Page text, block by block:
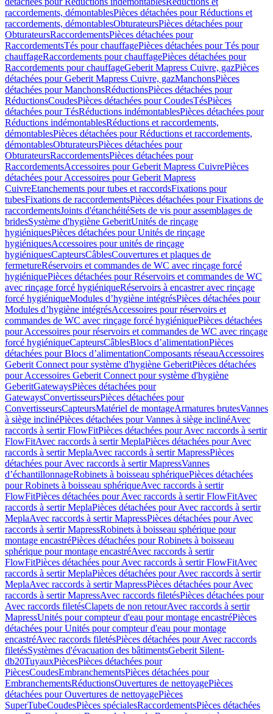
raccordements, démontablesPièces détachées pour Réductions et
raccordements, démontablesObturateursPièces détachées pour
ObturateursRaccordementsPièces détachées pour
RaccordementsTés pour chauffagePièces détachées pour Tés pour
chauffageRaccordements pour chauffagePièces détachées pour
Raccordements pour chauffageGeberit Mapress Cuivre, gazPièces
détachées pour Geberit Mapress Cuivre, gazManchonsPièces
détachées pour ManchonsRéductionsPièces détachées pour
RéductionsCoudesPièces détachées pour CoudesTésPièces
détachées pour TésRéductions indémontablesPièces détachées pour
Réductions indémontablesRéductions et raccordements,
démontablesPièces détachées pour Réductions et raccordements,
démontablesObturateursPièces détachées pour
ObturateursRaccordementsPièces détachées pour
RaccordementsAccessoires pour Geberit Mapress CuivrePièces
détachées pour Accessoires pour Geberit Mapress
CuivreEtanchements pour tubes et raccordsFixations pour
tubesFixations de raccordementsPièces détachées pour Fixations de
raccordementsJoints d'étanchéitéSets de vis pour assemblages de
bridesSystème d'hygiène GeberitUnités de rinçage
hygiéniquesPièces détachées pour Unités de rinçage
hygiéniquesAccessoires pour unités de rinçage
hygiéniquesCapteursCâblesCouvertures et plaques de
fermetureRéservoirs et commandes de WC avec rinçage forcé
hygiéniquePièces détachées pour Réservoirs et commandes de WC
avec rinçage forcé hygiéniqueRéservoirs à encastrer avec rinçage
forcé hygiéniqueModules d’hygiène intégrésPièces détachées pour
Modules d’hygiène intégrésAccessoires pour réservoirs et
commandes de WC avec rinçage forcé hygiéniquePièces détachées
pour Accessoires pour réservoirs et commandes de WC avec rinçage
forcé hygiéniqueCapteursCâblesBlocs d’alimentationPièces
détachées pour Blocs d’alimentationComposants réseauAccessoires
Geberit Connect pour système d'hygiène GeberitPièces détachées
pour Accessoires Geberit Connect pour système d'hygiène
GeberitGatewaysPièces détachées pour
GatewaysConvertisseursPièces détachées pour
ConvertisseursCapteursMatériel de montageArmatures brutesVannes
à siège inclinéPièces détachées pour Vannes à siège inclinéAvec
raccords à sertir FlowFitPièces détachées pour Avec raccords à sertir
FlowFitAvec raccords à sertir MeplaPièces détachées pour Avec
raccords à sertir MeplaAvec raccords à sertir MapressPièces
détachées pour Avec raccords à sertir MapressVannes
d’échantillonnageRobinets à boisseau sphériquePièces détachées
pour Robinets à boisseau sphériqueAvec raccords à sertir
FlowFitPièces détachées pour Avec raccords à sertir FlowFitAvec
raccords à sertir MeplaPièces détachées pour Avec raccords à sertir
MeplaAvec raccords à sertir MapressPièces détachées pour Avec
raccords à sertir MapressRobinets à boisseau sphérique pour
montage encastréPièces détachées pour Robinets à boisseau
sphérique pour montage encastréAvec raccords à sertir
FlowFitPièces détachées pour Avec raccords à sertir FlowFitAvec
raccords à sertir MeplaPièces détachées pour Avec raccords à sertir
MeplaAvec raccords à sertir MapressPièces détachées pour Avec
raccords à sertir MapressAvec raccords filetésPièces détachées pour
Avec raccords filetésClapets de non retourAvec raccords à sertir
MapressUnités pour compteur d'eau pour montage encastréPièces
détachées pour Unités pour compteur d'eau pour montage
encastréAvec raccords filetésPièces détachées pour Avec raccords
filetésSystèmes d'évacuation des bâtimentsGeberit Silent-
db20TuyauxPiècesPièces détachées pour
PiècesCoudesEmbranchementsPièces détachées pour
EmbranchementsRéductionsOuvertures de nettoyagePièces
détachées pour Ouvertures de nettoyagePièces
SuperTubeCoudesPièces spécialesRaccordementsPièces détachées